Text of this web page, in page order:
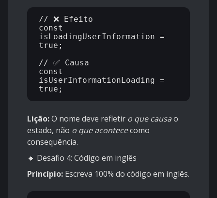
// ❌ Efeito
const
isLoadingUserInformation =
true;
// ✅ Causa
const
isUserInformationLoading =
Lição:O nome deve refletir o que causao
estado, não o que acontececomo
consequência.
🔹 Desafio 4: Código em inglês
Princípio: Escreva 100% do código em inglês.